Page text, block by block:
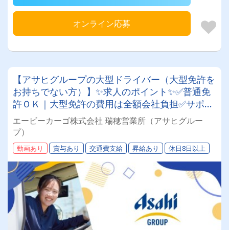
オンライン応募
【アサヒグループの大型ドライバー（大型免許を
お持ちでない方）】✨求人のポイント✨✅普通免
許ＯＫ｜大型免許の費用は全額会社負担✅サポー
ト充実｜３ステップでプロのドライバーへ✅年休
１１６日｜ワークライフバランス良い環境✅大手
グループ｜待遇の充実、退職金や賞与あり✅安定
した勤務｜グループ内外の業務を幅広く展開
エービーカーゴ株式会社 瑞穂営業所（アサヒグルー
プ）
動画あり 賞与あり 交通費支給 昇給あり 休日8日以上